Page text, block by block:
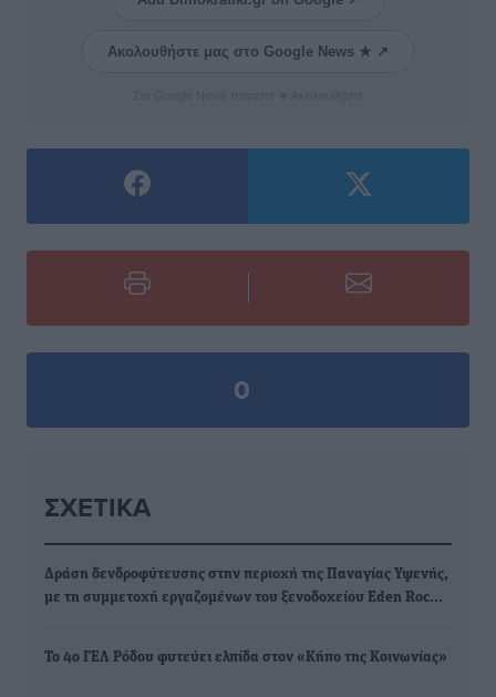
Ακολουθήστε μας στο Google News ★ ↗
0
ΣΧΕΤΙΚΆ
Δράση δενδροφύτευσης στην περιοχή της Παναγίας Υψενής,
με τη συμμετοχή εργαζομένων του ξενοδοχείου Eden Roc…
Το 4ο ΓΕΛ Ρόδου φυτεύει ελπίδα στον «Κήπο της Κοινωνίας»